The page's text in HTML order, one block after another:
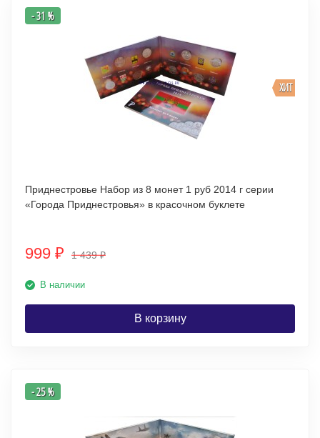
ХИТ
- 31 %
Приднестровье Набор из 8 монет 1 руб 2014 г серии
«Города Приднестровья» в красочном буклете
999 ₽ 1 439₽
В наличии
В корзину
- 25 %